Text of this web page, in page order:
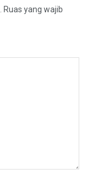
Ruas yang wajib